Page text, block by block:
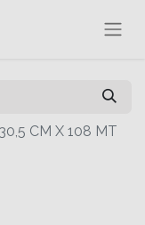
CM X 108 MT